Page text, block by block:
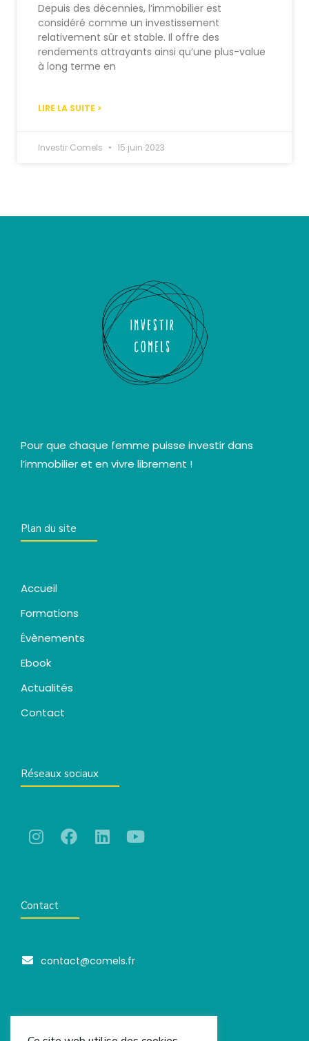
Depuis des décennies, l’immobilier est
considéré comme un investissement
relativement sûr et stable. Il offre des
rendements attrayants ainsi qu’une plus-value
à long terme en
LIRE LA SUITE >
Investir Comels 15 juin 2023
Pour que chaque femme puisse investir dans
l’immobilier et en vivre librement !
Plan du site
Accueil
Formations
Évènements
Ebook
Actualités
Contact
Réseaux sociaux
Contact
contact@comels.fr